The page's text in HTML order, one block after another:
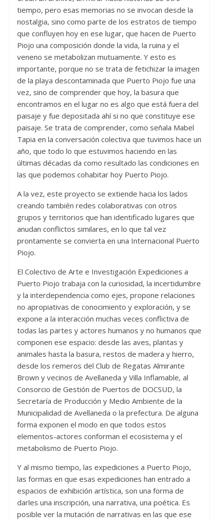
tiempo, pero esas memorias no se invocan desde la
nostalgia, sino como parte de los estratos de tiempo
que confluyen hoy en ese lugar, que hacen de Puerto
Piojo una composición donde la vida, la ruina y el
veneno se metabolizan mutuamente. Y esto es
importante, porque no se trata de fetichizar la imagen
de la playa descontaminada que Puerto Piojo fue una
vez, sino de comprender que hoy, la basura que
encontramos en el lugar no es algo que está fuera del
paisaje y fue depositada ahí si no que constituye ese
paisaje. Se trata de comprender, como señala Mabel
Tapia en la conversación colectiva que tuvimos hace un
año, que todo lo que estuvimos haciendo en las
últimas décadas da como resultado las condiciones en
las que podemos cohabitar hoy Puerto Piojo.
A la vez, este proyecto se extiende hacia los lados
creando también redes colaborativas con otros
grupos y territorios que han identificado lugares que
anudan conflictos similares, en lo que tal vez
prontamente se convierta en una Internacional Puerto
Piojo.
El Colectivo de Arte e Investigación Expediciones a
Puerto Piojo trabaja con la curiosidad, la incertidumbre
y la interdependencia como ejes, propone relaciones
no apropiativas de conocimiento y exploración, y se
expone a la interacción muchas veces conflictiva de
todas las partes y actores humanos y no humanos que
componen ese espacio: desde las aves, plantas y
animales hasta la basura, restos de madera y hierro,
desde los remeros del Club de Regatas Almirante
Brown y vecinos de Avellaneda y Villa Inflamable, al
Consorcio de Gestión de Puertos de DOCSUD, la
Secretaría de Producción y Medio Ambiente de la
Municipalidad de Avellaneda o la prefectura. De alguna
forma exponen el modo en que todos estos
elementos-actores conforman el ecosistema y el
metabolismo de Puerto Piojo.
Y al mismo tiempo, las expediciones a Puerto Piojo,
las formas en que esas expediciones han entrado a
espacios de exhibición artística, son una forma de
darles una inscripción, una narrativa, una poética. Es
posible ver la mutación de narrativas en las que ese